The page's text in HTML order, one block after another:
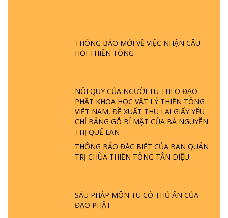
THÔNG BÁO MỚI VỀ VIỆC NHẬN CÂU
HỎI THIỀN TÔNG
NỘI QUY CỦA NGƯỜI TU THEO ĐẠO
PHẬT KHOA HỌC VẬT LÝ THIỀN TÔNG
VIỆT NAM, ĐỀ XUẤT THU LẠI GIẤY YẾU
CHỈ BẢNG GỖ BÍ MẬT CỦA BÀ NGUYỄN
THỊ QUẾ LAN
THÔNG BÁO ĐẶC BIỆT CỦA BAN QUẢN
TRỊ CHÙA THIỀN TÔNG TÂN DIỆU
SÁU PHÁP MÔN TU CÓ THỦ ẤN CỦA
ĐẠO PHẬT
TTTD
GIẢI ĐÁP ĐẶC BIỆT P23 - THIÊN ĐÀNG Ở
GIẢI ĐÁP THIỀN TÔNG ĐẶC BIỆT P22 - TẠI
SAO TRÁI ĐẤT NHIỀU THIÊN TAI - LŨ LỤT
- HỎA HOẠN | TTTD
GIẢI ĐÁP THIỀN TÔNG ĐẶC BIỆT P21 - TẠI
SAO ĐỨC PHẬT BƯỚC ĐI 7 BƯỚC TRÊN
GIẢI ĐÁP VỀ LỄ TIỄN THIỀN TÔNG SƯ
NGỌC LÂM VỀ PHẬT GIỚI